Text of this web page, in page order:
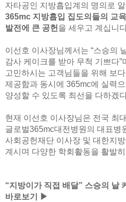
자타공인 지방흡입계의 명의로
365mc 지방흡입 집도의들의 교
발전에 큰 공헌 을 세우고 계십니
이선호 이사장님께서는 “스승의
감사 케이크를 받아 무척 기쁘다”
고민하시는 고객님들을 위해 보
제공함과 동시에 365mc에 실력
양성할 수 있도록 최선을 다하겠
현재 이선호 이사장님은 전국 최
글로벌365mc대전병원의 대표병
사회공헌재단 이사장 및 대한지
계시며 다양한 학회활동을 활발
“지방이가 직접 배달” 스승의 날
바로보기 ▶